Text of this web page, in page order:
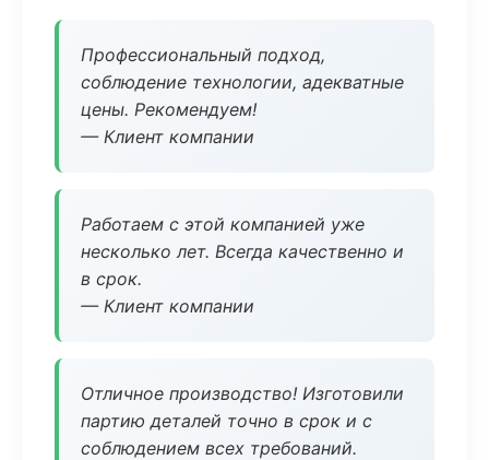
Профессиональный подход,
соблюдение технологии, адекватные
цены. Рекомендуем!
— Клиент компании
Работаем с этой компанией уже
несколько лет. Всегда качественно и
в срок.
— Клиент компании
Отличное производство! Изготовили
партию деталей точно в срок и с
соблюдением всех требований.